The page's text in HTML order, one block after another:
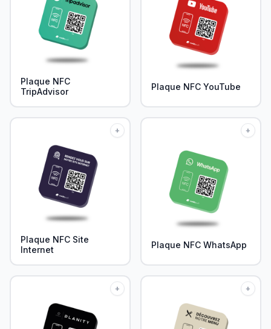
Plaque NFC
TripAdvisor
Plaque NFC YouTube
+
Plaque NFC Site
Internet
+
Plaque NFC WhatsApp
+ +